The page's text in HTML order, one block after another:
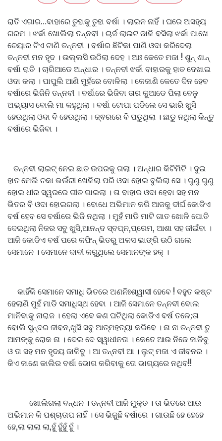
ରାତି ଏଗାର…ବାହାରେ ତୁହାକୁ ତୁହା ବର୍ଷା । ଲାଇନ ନାହିଁ । ଘରେ ଅସହ୍ୟ
ଗରମ । ଝର୍କା ଖୋଲିଲା ତନ୍ନବୀ । ଚାର୍ଜ ଲାଇଟ ଜାଳି ବସିଲା ଝର୍କା ପାଖେ
ଚେୟାର ଟିଏ ଟାଣି ତନ୍ନବୀ । ବର୍ଷାର ଛିଟିକା ପାଣି ଓଦା କରିଦେଲା
ତନ୍ନବୀ ମନ ହୃଦ । ଉଲ୍ଲସି ଉଠିଲା ଦେହ । ଆଃ କେତେ ମଜା ! ଶୁନ୍ ଶାନ୍
ବର୍ଷା ରାତି । ଚାରିଆଡେ ଅନ୍ଧାର । ତନ୍ନବୀ ଝର୍କା ବାହାରକୁ ହାତ ଦେଖାଇ
ଓଦା କଲା । ପାପୁଲି ଆଣି ମୁହଁରେ ବୋଳିଲା । କେଜାଣି କେତେ ଦିନ ହେବ
ବର୍ଷାରେ ଭିଜିନି ତନ୍ନବୀ । ବର୍ଷାରେ ଭିଜିବା ତାର କୁଆଡେ ପିଲା ବେଳୁ
ଅଭ୍ୟାସ ବୋଲି ମା କହୁଥିଲା । ବର୍ଷା ଟୋପା ପଡିଲେ ସେ ଭାରି ଖୁସି
ହେଉଥିଲା ଓଦା ବି ହେଉଥିଲା । ଜ୍ଵରରେ ବି ପଡୁଥିଲା । ଛାଡୁ ନଥିଲା କିନ୍ତୁ
ବର୍ଷାରେ ଭିଜିବା ।
ତନ୍ନବୀ ଲାଇଟ୍ ନେଇ ଛାତ ଉପରକୁ ଗଲା । ଅନ୍ଧାର କିଟିମିଟି । ଦୁଇ
ହାତ ମେଲି ଚକା ଭଉଁରୀ ଖେଳିଲା ପରି ଓଦା ହୋଇ ବୁଲିଲା ସେ । ଗୁଣୁ ଗୁଣୁ
ହୋଇ ଧୀର ସ୍ୱରରେ ଗୀତ ଗାଇଲା । ତା ବାହାର ଓଦା ହେବା ସହ ମନ
ଭିତର ବି ଓଦା ହୋଇଗଲା । ବୋଧେ ଅଭିମାନ କରି ଆଜକୁ ଦୀର୍ଘ କୋଡିଏ
ବର୍ଷ ହେବ ସେ ବର୍ଷାରେ ଭିଜି ନଥିଲା । ମୁହଁ ମାଡି ମାଟି ଗାତ ଖୋଳି ପୋତି
ଦେଇଥିଲା ନିଜର ସବୁ ଖୁସି,ଆନନ୍ଦ ସ୍ବପ୍ନ,ପ୍ରେମ, ଆଶା ସହ ଜୀଇଁବା ।
ଆଜି କୋଡିଏ ବର୍ଷ ପରେ କଫିନ୍ ଭିତରୁ ଅଳସ ଭାଙ୍ଗି ଉଠି ଗଲେ
ସେମାନେ । ସେମାନେ ଦାବୀ କରୁଥିଲେ ସେମାନଙ୍କ ହକ୍ ।
କାହିଁକି ସେମାନେ ସମାଧି ଭିତରେ ଅଣନିଃଶ୍ୱାସୀ ହେବେ ! ବହୁତ କଷ୍ଟ
ହେଲାଣି ମୁହଁ ମାଡି ସମାଧିସ୍ଥ ହେବା । ଆଜି ସେମାନେ ତନ୍ନବୀ ବୋଲ
ମାନିବାକୁ ନାରାଜ । ହେଲା ଏବେ କଣ ଘଟିଥିଲା କୋଡିଏ ବର୍ଷ ତଳେ;ତା
ବୋଲି ସୁନ୍ଦର ଜୀବନ,ଖୁସି ସବୁ ଆତ୍ମହତ୍ୟା କରିବେ । ନା ନା ତନ୍ନବୀ ତୁ
ଆମଙ୍କୁ ରୋକ ନା । ଦେଇ ଦେ ସ୍ୱାଧୀନତା । କେତେ ଆଉ ନିଜେ ଜାଳିବୁ
ଓ ତା ସହ ମନ ହୃଦୟ ଜାଳିବୁ । ଆ ତନ୍ନବୀ ଆ । ଲୁଟ୍ ମଜା ଏ ଜୀବନର ।
କିଏ ଜାଣେ କାଲିର ବର୍ଷା ଭୋଗ କରିବାକୁ ତୋ ଭାଗ୍ୟରେ ନଥିବ!!
ଖୋଲିଗଲା ବନ୍ଧନ । ତନ୍ନବୀ ଆଜି ମୁକ୍ତ । ତା ଭିତରେ ଆଉ
ଅଭିମାନ କି ପଶ୍ଚାତାପ ନାହିଁ । ସେ ଭିଜୁଛି ବର୍ଷାରେ । ଗାଉଛି ହେ ହେହେ
ହେ,ଲା ଲାଲା ଲା,ହୁଁ ହୁଁହୁଁ ହୁଁ ।